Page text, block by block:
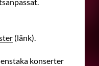
(länk).
konserter